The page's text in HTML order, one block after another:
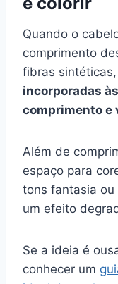
Quando o
comprimento
fibras
incorporadas
comprimento e
Além de
espaço para
tons fantasia ou
um efeito
Se a ideia é
conhecer um